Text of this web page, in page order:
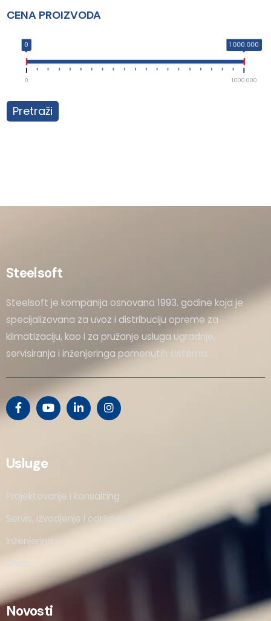
CENA PROIZVODA
0 1.000.000
0 1.000.000
Pretraži
Steelsoft
Steelsoft je kompanija osnovana 1993. godine koja je
specijalizovana za uvoz i distribuciju opreme za
klimatizaciju, kao i za pružanje usluga ugradnje,
servisiranja i inženjeringa pomenutih sistema.
Usluge
Projektovanje i konsalting
Servis, izvodjenje i održavanje
Inženjering
Shop
Novosti